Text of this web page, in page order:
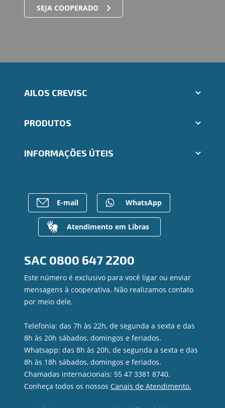
SEJA COOPERADO
AILOS CREVISC
Indique um amigo
Trabalhe Conosco
Ailos Educação
Mapa do site
Gerenciar Cookies
PRODUTOS
Consórcios
Previdência
Para empresas
INFORMAÇÕES ÚTEIS
Caixa Eletrônico
Regularização de dívidas
Valores a Receber
Contato
Ouvidoria
E-mail WhatsApp
Atendimento em Libras
SAC 0800 647 2200
Este número é exclusivo para você ligar ou enviar
mensagens à cooperativa. Não realizamos contato
por meio dele.
Telefonia: das 7h às 22h, de segunda a sexta e das
8h às 20h sábados, domingos e feriados.
Whatsapp: das 8h às 20h, de segunda a sexta e das
8h às 18h sábados, domingos e feriados.
Chamadas internacionais: 55 47 3381 8740.
Conheça todos os nossos Canais de Atendimento.